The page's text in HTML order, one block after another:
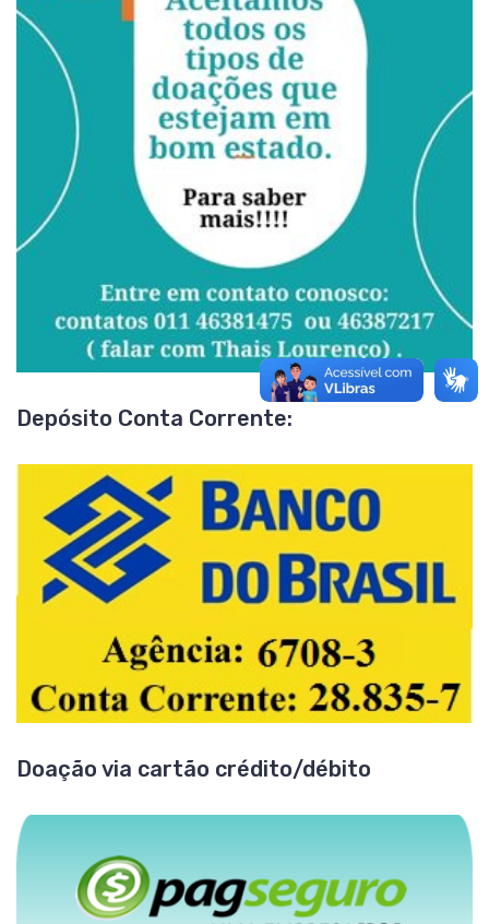
Depósito Conta Corrente:
Doação via cartão crédito/débito